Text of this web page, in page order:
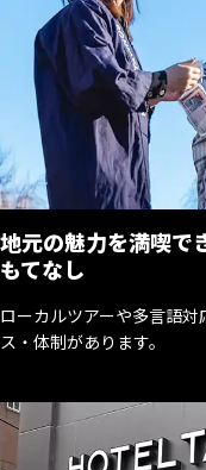
地元の魅力を満喫で
もてなし
ローカルツアーや多言語
ス・体制があります。